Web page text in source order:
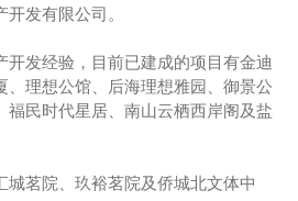
发有限公司。
开发经验，目前已建成的项目有金迪
、理想公馆、后海理想雅园、御景公
福民时代星居、南山云栖西岸阁及盐
城茗院、玖裕茗院及侨城北文体中